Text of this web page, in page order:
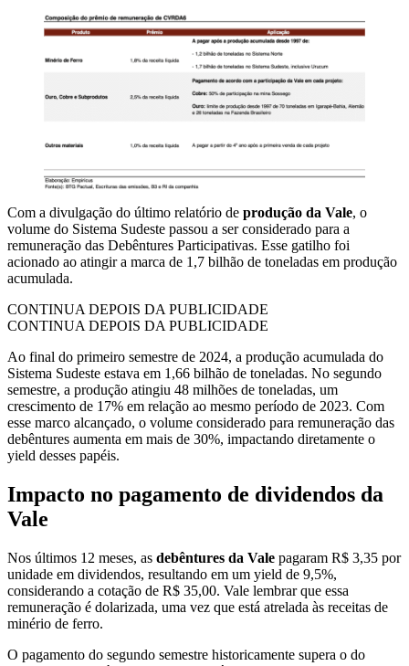
Com a divulgação do último relatório de produção da Vale, o
volume do Sistema Sudeste passou a ser considerado para a
remuneração das Debêntures Participativas. Esse gatilho foi
acionado ao atingir a marca de 1,7 bilhão de toneladas em produção
acumulada.
CONTINUA DEPOIS DA PUBLICIDADE
CONTINUA DEPOIS DA PUBLICIDADE
Ao final do primeiro semestre de 2024, a produção acumulada do
Sistema Sudeste estava em 1,66 bilhão de toneladas. No segundo
semestre, a produção atingiu 48 milhões de toneladas, um
crescimento de 17% em relação ao mesmo período de 2023. Com
esse marco alcançado, o volume considerado para remuneração das
debêntures aumenta em mais de 30%, impactando diretamente o
yield desses papéis.
Impacto no pagamento de dividendos da
Vale
Nos últimos 12 meses, as debêntures da Vale pagaram R$ 3,35 por
unidade em dividendos, resultando em um yield de 9,5%,
considerando a cotação de R$ 35,00. Vale lembrar que essa
remuneração é dolarizada, uma vez que está atrelada às receitas de
minério de ferro.
O pagamento do segundo semestre historicamente supera o do